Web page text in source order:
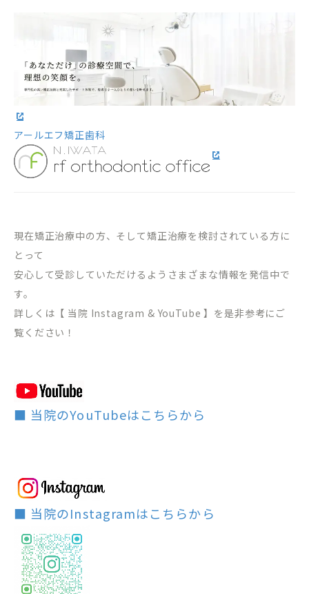
アールエフ矯正歯科
現在矯正治療中の方、そして矯正治療を検討されている方に
とって
安心して受診していただけるようさまざまな情報を発信中で
す。
詳しくは【 当院 Instagram & YouTube 】を是非参考にご
覧ください！
■ 当院のYouTubeはこちらから
■ 当院のInstagramはこちらから